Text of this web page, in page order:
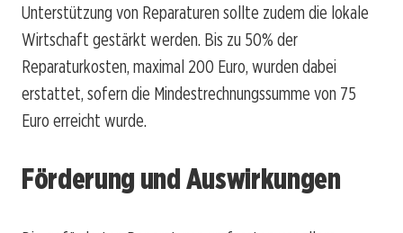
Unterstützung von Reparaturen sollte zudem die lokale
Wirtschaft gestärkt werden. Bis zu 50% der
Reparaturkosten, maximal 200 Euro, wurden dabei
erstattet, sofern die Mindestrechnungssumme von 75
Euro erreicht wurde.
Förderung und Auswirkungen